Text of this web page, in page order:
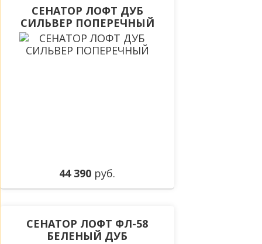
СЕНАТОР ЛОФТ ДУБ
СИЛЬВЕР ПОПЕРЕЧНЫЙ
44 390 руб.
СЕНАТОР ЛОФТ ФЛ-58
БЕЛЕНЫЙ ДУБ